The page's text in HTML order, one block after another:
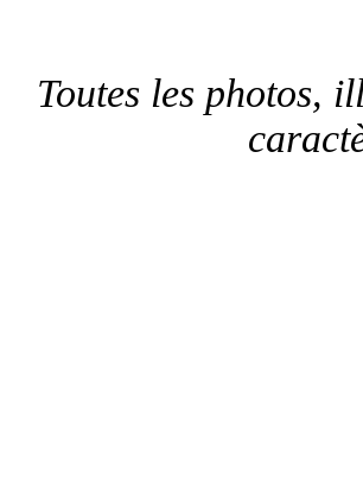
Toutes les photos,